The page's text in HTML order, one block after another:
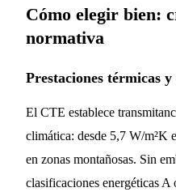
Cómo elegir bien:
normativa
Prestaciones térmicas
El CTE establece
climática: desde 5,7 W/m²K
en zonas montañosas. Sin
clasificaciones energéticas